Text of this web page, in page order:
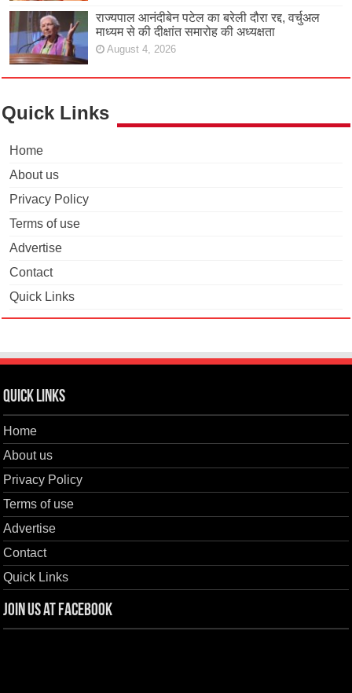
राज्यपाल आनंदीबेन पटेल का बरेली दौरा रद्द, वर्चुअल
माध्यम से की दीक्षांत समारोह की अध्यक्षता
August 4, 2026
Quick Links
Home
About us
Privacy Policy
Terms of use
Advertise
Contact
Quick Links
Quick Links
Home
About us
Privacy Policy
Terms of use
Advertise
Contact
Quick Links
Join us at Facebook